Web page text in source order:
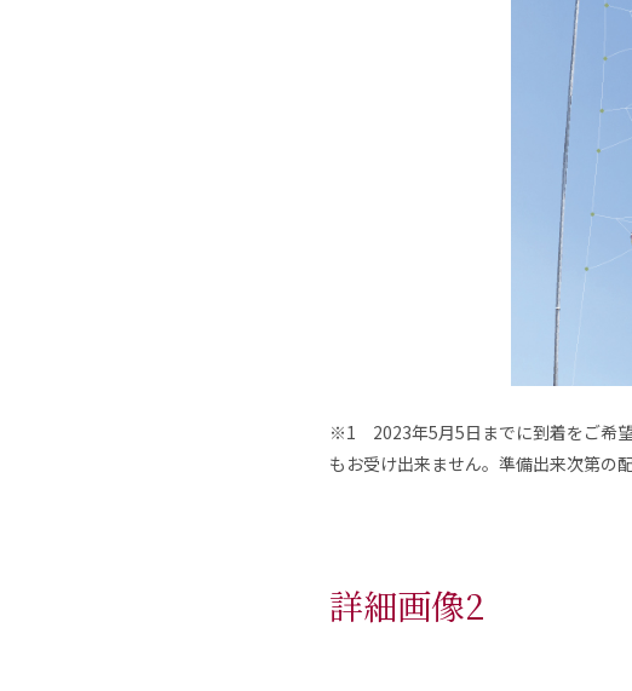
※1 2023年5月5日までに到着をご希
もお受け出来ません。準備出来次第の
詳細画像2